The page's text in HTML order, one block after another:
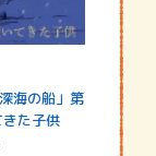
海の船」第
きた子供